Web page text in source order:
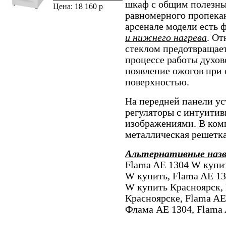
Цена: 18 160 р
шкаф с общим
равномерного
арсенале модели есть
и нижнего нагрева.
стеклом
процессе работы
появление ожогов
поверхностью.
На передней панели
регуляторы с
изображениями. В
металлическая
Альтернативные
Flama AE 1304 W
W купить, Flama AE
W купить
Красноярске, Flama
Флама AE 1304, Flama